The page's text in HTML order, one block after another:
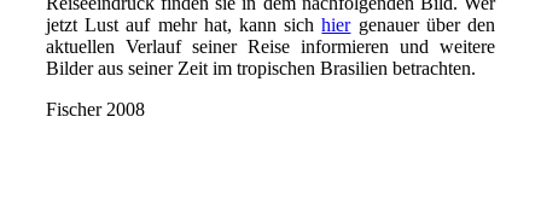
jetzt Lust auf mehr hat, kann sichhiergenauer über den
aktuellen Verlauf seiner Reise informieren und weitere
Bilder aus seiner Zeit im tropischen Brasilien betrachten.
Fischer 2008